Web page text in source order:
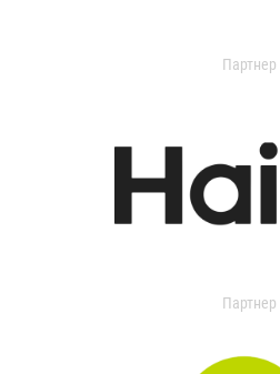
Партнер
Партнер